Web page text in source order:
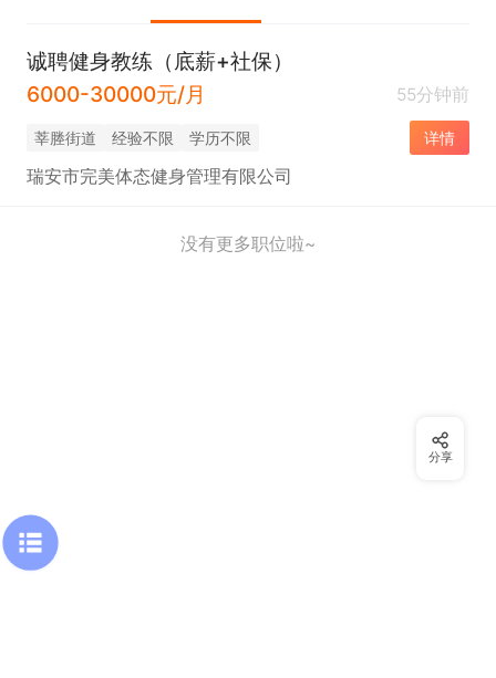
诚聘健身教练（底薪+社保）
6000-30000元/月
55分钟前
莘塍街道 经验不限 学历不限 详情
瑞安市完美体态健身管理有限公司
没有更多职位啦~
分享